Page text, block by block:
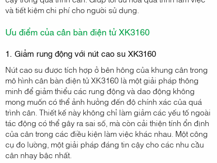
và tiết kiệm chi phí cho người sử dụng.
Ưu điểm của cân bàn điện tử XK3160
1. Giảm rung động với nút cao su XK3160
Nút cao su được tích hợp ở bên hông của khung cân trong
mô hình cân bàn điện tử XK3160 là một giải pháp thông
minh để giảm thiểu các rung động và dao động không
mong muốn có thể ảnh hưởng đến độ chính xác của quá
trình cân. Thiết kế này không chỉ làm giảm các yếu tố ngoài
tác động có thể gây ra sai số, mà còn cải thiện tính ổn định
của cân trong các điều kiện làm việc khác nhau. Một công
cụ đo lường, một giải pháp đáng tin cậy cho các nhu cầu
cân nhạy bậc nhất.